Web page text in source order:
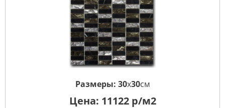
Размеры: 30x30см
Цена: 11122р/м2